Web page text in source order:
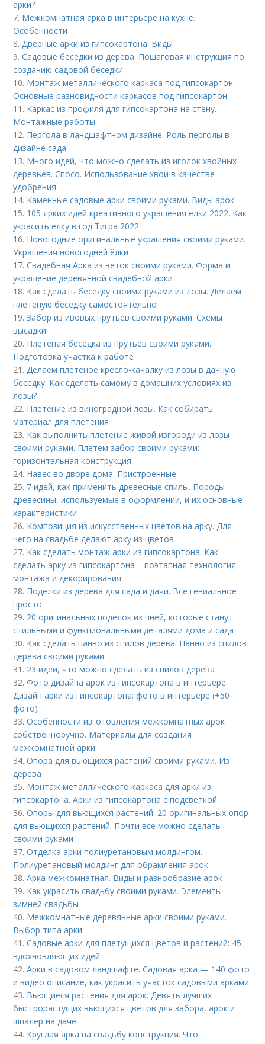
арки?
7. Межкомнатная арка в интерьере на кухне.
Особенности
8.Дверные арки из гипсокартона. Виды
9.Садовые беседки из дерева. Пошаговая инструкция по
созданию садовой беседки
10. Монтаж металлического каркаса под гипсокартон.
Основные разновидности каркасов под гипсокартон
11. Каркас из профиля для гипсокартона на стену.
Монтажные работы
12. Пергола в ландшафтном дизайне. Роль перголы в
дизайне сада
13. Много идей, что можно сделать из иголок хвойных
деревьев. Спосо. Использование хвои в качестве
удобрения
14. Каменные садовые арки своими руками. Виды арок
15. 105 ярких идей креативного украшения ёлки 2022. Как
украсить елку в год Тигра 2022
16. Новогодние оригинальные украшения своими руками.
Украшения новогодней ёлки
17.Свадебная Арка из веток своими руками. Форма и
украшение деревянной свадебной арки
18. Как сделать беседку своими руками из лозы. Делаем
плетеную беседку самостоятельно
19.Забор из ивовых прутьев своими руками. Схемы
высадки
20. Плетёная беседка из прутьев своими руками.
Подготовка участка к работе
21.Делаем плетёное кресло-качалку из лозы в дачную
беседку. Как сделать самому в домашних условиях из
лозы?
22. Плетение из виноградной лозы. Как собирать
материал для плетения
23. Как выполнить плетение живой изгороди из лозы
своими руками. Плетем забор своими руками:
горизонтальная конструкция
24. Навес во дворе дома. Пристроенные
25. 7 идей, как применить древесные спилы. Породы
древесины, используемые в оформлении, и их основные
характеристики
26. Композиция из искусственных цветов на арку. Для
чего на свадьбе делают арку из цветов
27. Как сделать монтаж арки из гипсокартона. Как
сделать арку из гипсокартона – поэтапная технология
монтажа и декорирования
28. Поделки из дерева для сада и дачи. Все гениальное
просто
29. 20 оригинальных поделок из пней, которые станут
стильными и функциональными деталями дома и сада
30. Как сделать панно из спилов дерева. Панно из спилов
дерева своими руками
31. 23 идеи, что можно сделать из спилов дерева
32.Фото дизайна арок из гипсокартона в интерьере.
Дизайн арки из гипсокартона: фото в интерьере (+50
фото)
33.Особенности изготовления межкомнатных арок
собственноручно. Материалы для создания
межкомнатной арки
34.Опора для вьющихся растений своими руками. Из
дерева
35. Монтаж металлического каркаса для арки из
гипсокартона. Арки из гипсокартона с подсветкой
36.Опоры для вьющихся растений. 20 оригинальных опор
для вьющихся растений. Почти все можно сделать
своими руками
37.Отделка арки полиуретановым молдингом.
Полиуретановый молдинг для обрамления арок
38.Арка межкомнатная. Виды и разнообразие арок
39. Как украсить свадьбу своими руками. Элементы
зимней свадьбы
40. Межкомнатные деревянные арки своими руками.
Выбор типа арки
41.Садовые арки для плетущихся цветов и растений: 45
вдохновляющих идей
42.Арки в садовом ландшафте. Садовая арка — 140 фото
и видео описание, как украсить участок садовыми арками
43. Вьющиеся растения для арок. Девять лучших
быстрорастущих вьющихся цветов для забора, арок и
шпалер на даче
44. Круглая арка на свадьбу конструкция. Что